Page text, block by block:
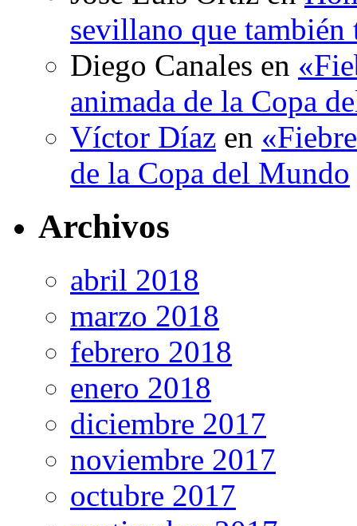
sevillano que
Diego Canales en
animada de la Copa
Víctor Díaz en
de la Copa del Mundo
Archivos
abril 2018
marzo 2018
febrero 2018
enero 2018
diciembre 2017
noviembre 2017
octubre 2017